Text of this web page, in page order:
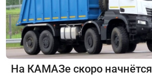
На КАМАЗе скоро начнётся